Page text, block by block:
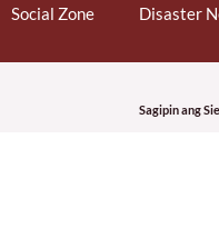
Social Zone Disaster
Sagipin ang